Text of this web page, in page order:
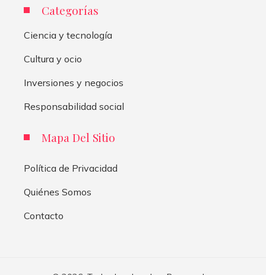
Categorías
Ciencia y tecnología
Cultura y ocio
Inversiones y negocios
Responsabilidad social
Mapa Del Sitio
Política de Privacidad
Quiénes Somos
Contacto